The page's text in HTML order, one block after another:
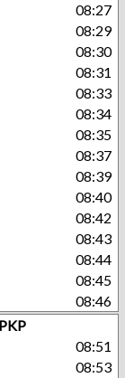
08:27
08:29
08:30
08:31
08:33
08:34
08:35
08:37
08:39
08:40
08:42
08:43
08:44
08:45
08:46
08:51
08:53